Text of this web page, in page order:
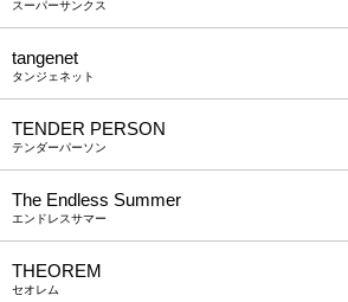
スーパーサンクス
tangenet
タンジェネット
TENDER PERSON
テンダーパーソン
The Endless Summer
エンドレスサマー
THEOREM
セオレム